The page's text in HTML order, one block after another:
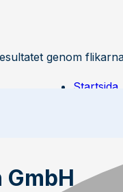
genom
Startsida
GmbH